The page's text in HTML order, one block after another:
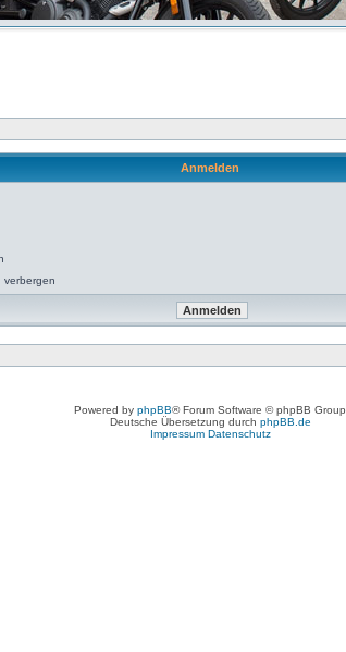
Anmelden
verbergen
Powered by phpBB® Forum Software © phpBB Group
Deutsche Übersetzung durch phpBB.de
Impressum Datenschutz